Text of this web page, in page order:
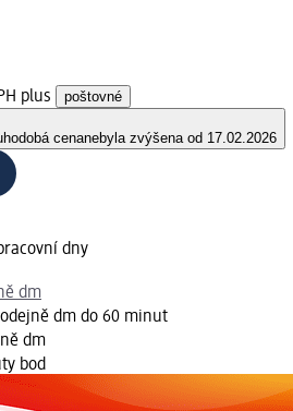
plus poštovné
cenanebyla zvýšena od 17.02.2026
dny
dm
dm do 60 minut
dm
bod